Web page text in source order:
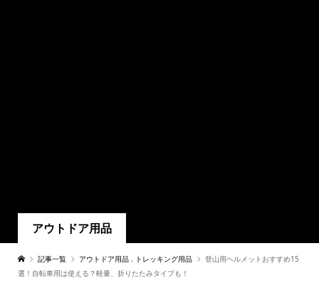
アウトドア用品
記事一覧 アウトドア用品 , トレッキング用品
登山用ヘルメットおすすめ15
選！自転車用は使える？軽量、折りたたみタイプも！